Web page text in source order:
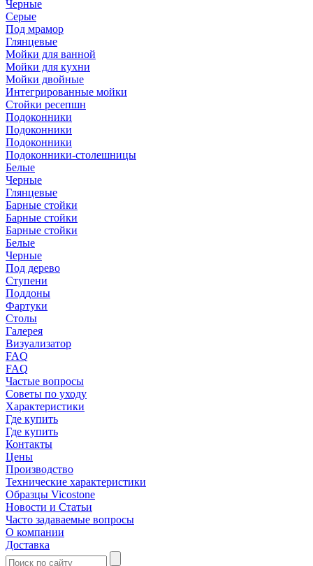
Черные
Серые
Под мрамор
Глянцевые
Мойки для ванной
Мойки для кухни
Мойки двойные
Интегрированные мойки
Стойки ресепшн
Подоконники
Подоконники
Подоконники
Подоконники-столешницы
Белые
Черные
Глянцевые
Барные стойки
Барные стойки
Барные стойки
Белые
Черные
Под дерево
Ступени
Поддоны
Фартуки
Столы
Галерея
Визуализатор
FAQ
FAQ
Частые вопросы
Советы по уходу
Характеристики
Где купить
Где купить
Контакты
Цены
Производство
Технические характеристики
Образцы Vicostone
Новости и Статьи
Часто задаваемые вопросы
О компании
Доставка